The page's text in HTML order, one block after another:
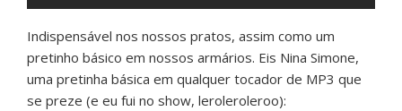
Indispensável nos nossos pratos, assim como um
pretinho básico em nossos armários. Eis Nina Simone,
uma pretinha básica em qualquer tocador de MP3 que
se preze (e eu fui no show, leroleroleroo):